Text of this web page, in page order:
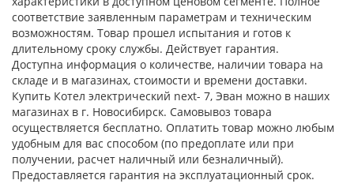
соответствие заявленным параметрам и техническим
возможностям. Товар прошел испытания и готов к
длительному сроку службы. Действует гарантия.
Доступна информация о количестве, наличии товара на
складе и в магазинах, стоимости и времени доставки.
Купить Котел электрический next- 7, Эван можно в наших
магазинах в г. Новосибирск. Самовывоз товара
осуществляется бесплатно. Оплатить товар можно любым
удобным для вас способом (по предоплате или при
получении, расчет наличный или безналичный).
Предоставляется гарантия на эксплуатационный срок.